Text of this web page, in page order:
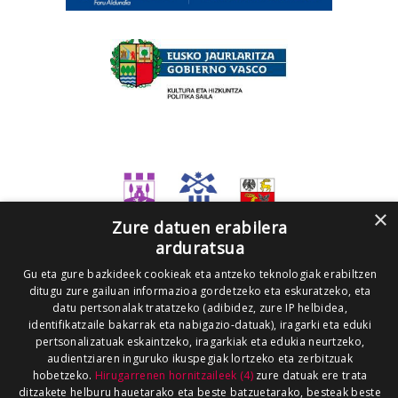
×
Zure datuen erabilera
arduratsua
Gu eta gure bazkideek cookieak eta antzeko teknologiak erabiltzen
ditugu zure gailuan informazioa gordetzeko eta eskuratzeko, eta
datu pertsonalak tratatzeko (adibidez, zure IP helbidea,
identifikatzaile bakarrak eta nabigazio-datuak), iragarki eta eduki
pertsonalizatuak eskaintzeko, iragarkiak eta edukia neurtzeko,
audientziaren inguruko ikuspegiak lortzeko eta zerbitzuak
hobetzeko. Hirugarrenen hornitzaileek (4)zure datuak ere trata
ditzakete helburu hauetarako eta beste batzuetarako, besteak beste